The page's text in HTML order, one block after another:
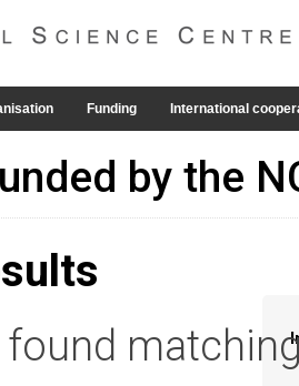
Funding International
by the